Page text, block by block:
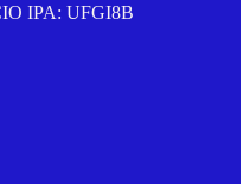
IPA: UFGI8B